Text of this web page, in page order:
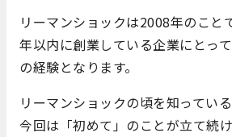
リーマンショックは2008年のこと
年以内に創業している企業にとっ
の経験となります。
リーマンショックの頃を知ってい
今回は「初めて」のことが立て続